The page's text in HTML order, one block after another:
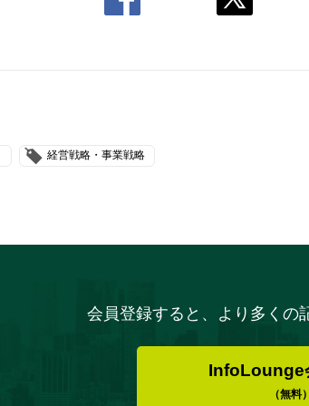
経営戦略・事業戦略
会員登録すると、より多くの
InfoLounge
（無料）